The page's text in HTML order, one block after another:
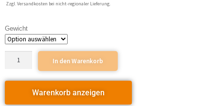
Zzgl. Versandkosten bei nicht-regionaler Lieferung.
Gewicht
In den Warenkorb
Warenkorb anzeigen